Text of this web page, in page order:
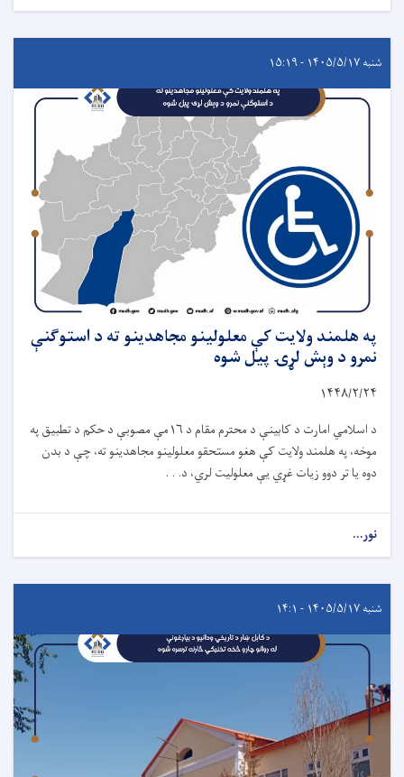
شنبه ۱۴۰۵/۵/۱۷ - ۱۵:۱۹
په هلمند ولایت کې معلولینو مجاهدینو ته د استوګنې
نمرو د وېش لړۍ پیل شوه
۱۴۴۸/۲/۲۴
د اسلامي امارت د کابینې د محترم مقام د ۱۶مې مصوبې د حکم د تطبیق په
موخه، په هلمند ولایت کې هغو مستحقو معلولینو مجاهدینو ته، چې د بدن
دوه یا تر دوو زیات غړي یې معلولیت لري، د. . .
نور...
شنبه ۱۴۰۵/۵/۱۷ - ۱۴:۱